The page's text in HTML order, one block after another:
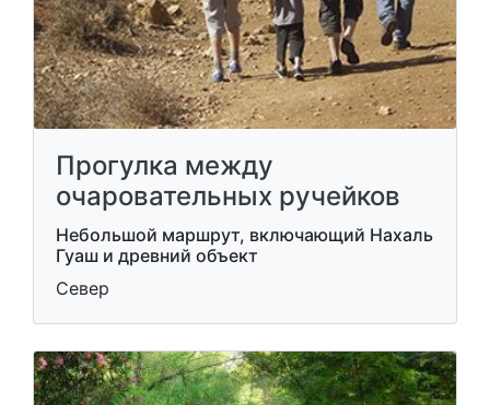
Прогулка между
очаровательных ручейков
Небольшой маршрут, включающий Нахаль
Гуаш и древний объект
Север